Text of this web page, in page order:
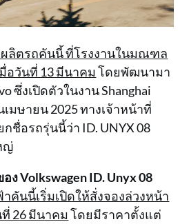
ผลิตรถคันนี้ ที่โรงงานในมณฑล
อวันที่ 13 มีนาคมโดยพัฒนามา
ซึ่งเปิดตัวในงาน Shanghai
เมษายน 2025 ทางเจ้าหน้าที่
กชื่อรถรุ่นนี้ว่า ID. UNYX 08
ญ่
ง Volkswagen ID. Unyx 08
คันนี้เริ่มเปิดให้สั่งจองล่วงหน้า
26 มีนาคมโดยมีราคาตั้งแต่